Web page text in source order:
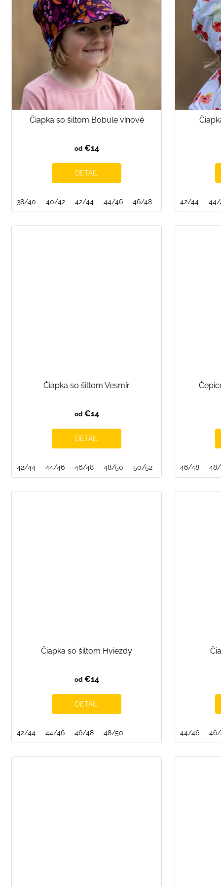
o
Čiapka so šiltom Bobule vínové
od€14
DETAIL
38/40 40/42 42/44 44/46 46/48 48/50 50/52
42/44 44/
Čiapka so šiltom Vesmír
od€14
DETAIL
42/44 44/46 46/48 48/50 50/52 52/5446/48
Čiapka so šiltom Hviezdy
od€14
DETAIL
42/44 44/46 46/48 48/50 44/46